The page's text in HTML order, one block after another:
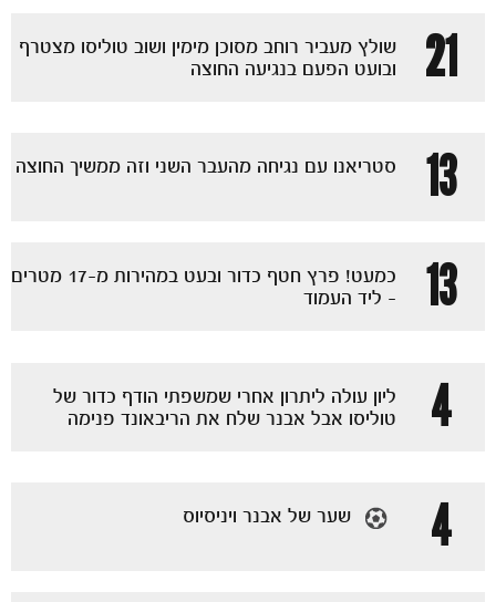
מכבי TV
21
שולץ מעביר רוחב מסוכן מימין ושוב טוליסו מצטרף
ובועט הפעם בנגיעה החוצה
13 סטריאנו עם נגיחה מהעבר השני וזה ממשיך החוצה
13
כמעט! פרץ חטף כדור ובעט במהירות מ-17 מטרים
- ליד העמוד
4
ליון עולה ליתרון אחרי שמשפתי הודף כדור של
טוליסו אבל אבנר שלח את הריבאונד פנימה
4 שער של אבנר ויניסיוס